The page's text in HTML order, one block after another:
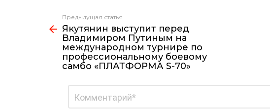
Узнать
больше
Предыдущая статья
Якутянин выступит перед
Владимиром Путиным на
международном турнире по
профессиональному боевому
самбо «ПЛАТФОРМА S-70»
комментарий